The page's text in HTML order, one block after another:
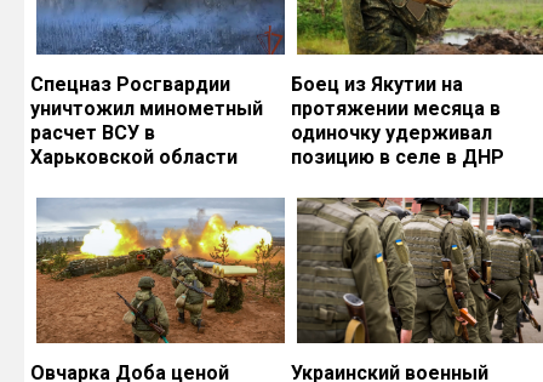
Спецназ Росгвардии
уничтожил минометный
расчет ВСУ в
Харьковской области
Боец из Якутии на
протяжении месяца в
одиночку удерживал
позицию в селе в ДНР
Овчарка Доба ценой
Украинский военный